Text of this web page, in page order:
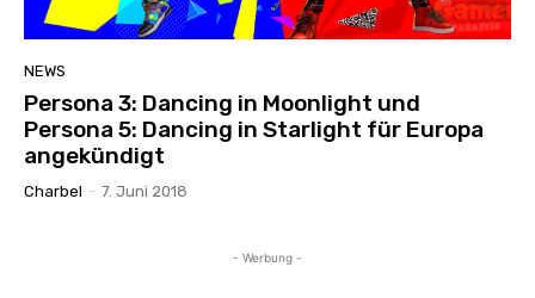
NEWS
Persona 3: Dancing in Moonlight und
Persona 5: Dancing in Starlight für Europa
angekündigt
Charbel - 7. Juni 2018
- Werbung -